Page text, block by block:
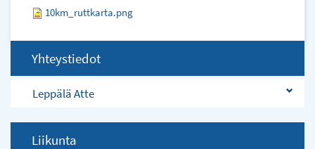
10km_ruttkarta.png
Yhteystiedot
Leppälä Atte
Liikunta